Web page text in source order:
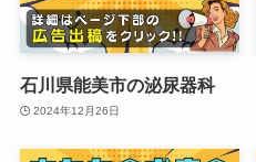
石川県能美市の泌尿器科
2024年12月26日